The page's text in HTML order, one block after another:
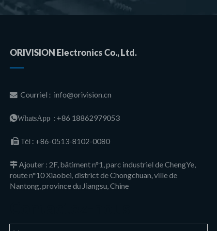
ORIVISION Electronics Co., Ltd.
 Courriel : info@orivision.cn
WhatsApp : +86 18862979053
 Tél : +86-0513-8102-0080
Ajouter : 2F, bâtiment n°1, parc industriel de ChengYe,
route n°10 Xiaobei, district de Chongchuan, ville de
Nantong, province du Jiangsu, Chine